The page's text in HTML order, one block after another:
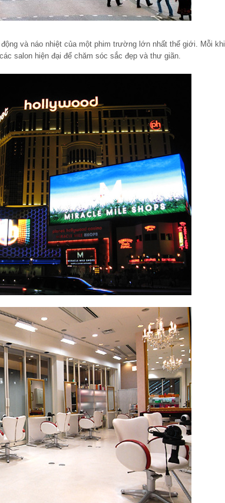
và náo nhiệt của một phim trường lớn nhất thế giới. Mỗi khi
salon hiện đại để chăm sóc sắc đẹp và thư giãn.